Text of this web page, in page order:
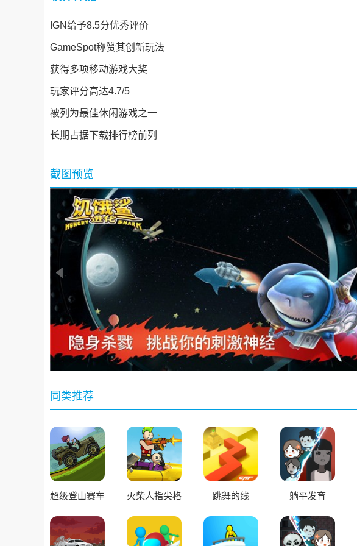
IGN给予8.5分优秀评价
GameSpot称赞其创新玩法
获得多项移动游戏大奖
玩家评分高达4.7/5
被列为最佳休闲游戏之一
长期占据下载排行榜前列
截图预览
同类推荐
超级登山赛车
英雄
火柴人指尖格
斗
跳舞的线 躺平发育